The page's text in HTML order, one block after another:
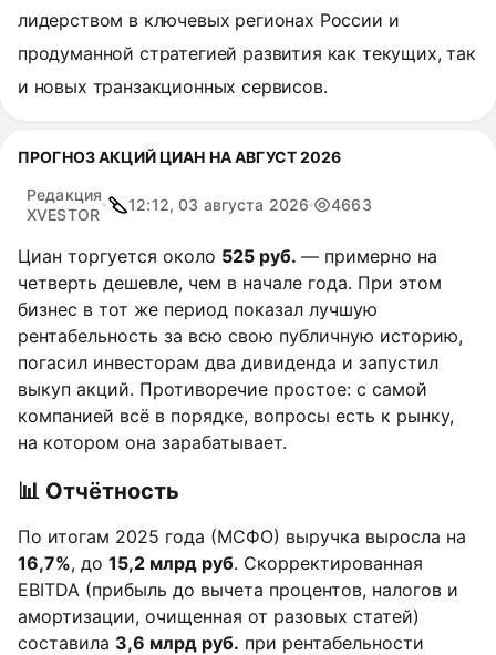
лидерством в ключевых регионах России и
продуманной стратегией развития как текущих, так
и новых транзакционных сервисов.
ПРОГНОЗ АКЦИЙ ЦИАН НА АВГУСТ 2026
Редакция
XVESTOR
12:12, 03 августа 2026 4663
Циан торгуется около 525 руб. — примерно на
четверть дешевле, чем в начале года. При этом
бизнес в тот же период показал лучшую
рентабельность за всю свою публичную историю,
погасил инвесторам два дивиденда и запустил
выкуп акций. Противоречие простое: с самой
компанией всё в порядке, вопросы есть к рынку,
на котором она зарабатывает.
📊 Отчётность
По итогам 2025 года (МСФО) выручка выросла на
16,7%, до 15,2 млрд руб. Скорректированная
EBITDA (прибыль до вычета процентов, налогов и
амортизации, очищенная от разовых статей)
составила 3,6 млрд руб. при рентабельности